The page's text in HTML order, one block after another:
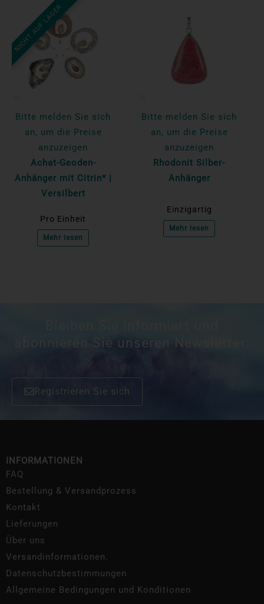
NICHT AUF LAGER
Bitte melden Sie sich
an, um die Preise
anzuzeigen
Achat-Geoden-
Anhänger mit Citrin* |
Versilbert
Pro Einheit
Mehr lesen
Bitte melden Sie sich
an, um die Preise
anzuzeigen
Rhodonit Silber-
Anhänger
Einzigartig
Mehr lesen
abonnieren Sie unseren Newsletter:
Registrieren Sie sich
INFORMATIONEN
FAQ
Bestellung & Versandprozess
Kontakt
Lieferungen
Über uns
Versandinformationen.
Datenschutzbestimmungen
Allgemeine Bedingungen und Konditionen